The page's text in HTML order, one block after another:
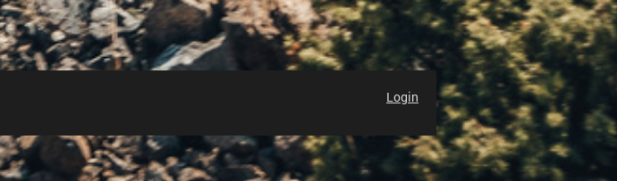
Login